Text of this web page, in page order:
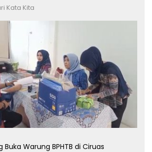
Kata Kita
Buka Warung BPHTB di Ciruas